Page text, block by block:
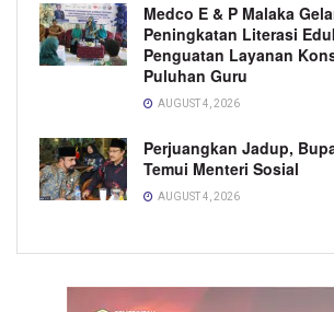
Medco E & P Malaka
Peningkatan Literasi
Penguatan Layanan
Puluhan Guru
AUGUST 4, 2026
Perjuangkan Jadup,
Temui Menteri Sosial
AUGUST 4, 2026